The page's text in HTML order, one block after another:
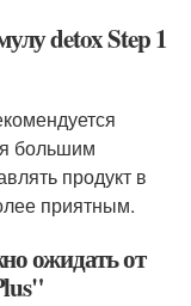
detox Step 1
большим
продукт в
приятным.
ожидать от